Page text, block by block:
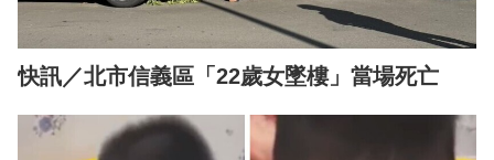
快訊／北市信義區「22歲女墜樓」當場死亡